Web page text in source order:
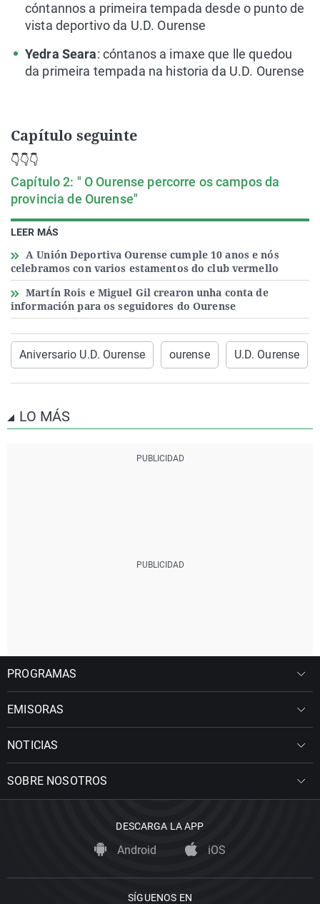
LEER MÁS
A Unión Deportiva Ourense cumple 10 anos e nós
celebramos con varios estamentos do club vermello
Martín Rois e Miguel Gil crearon unha conta de
información para os seguidores do Ourense
cóntannos a primeira tempada desde o punto de
vista deportivo da U.D. Ourense
Yedra Seara: cóntanos a imaxe que lle quedou
da primeira tempada na historia da U.D. Ourense
Capítulo seguinte
👇👇👇
Capítulo 2: " O Ourense percorre os campos da
provincia de Ourense"
Aniversario U.D. Ourense ourense U.D. Ourense
LO MÁS
PROGRAMAS
EMISORAS
NOTICIAS
SOBRE NOSOTROS
DESCARGA LA APP
Android iOS
SÍGUENOS EN